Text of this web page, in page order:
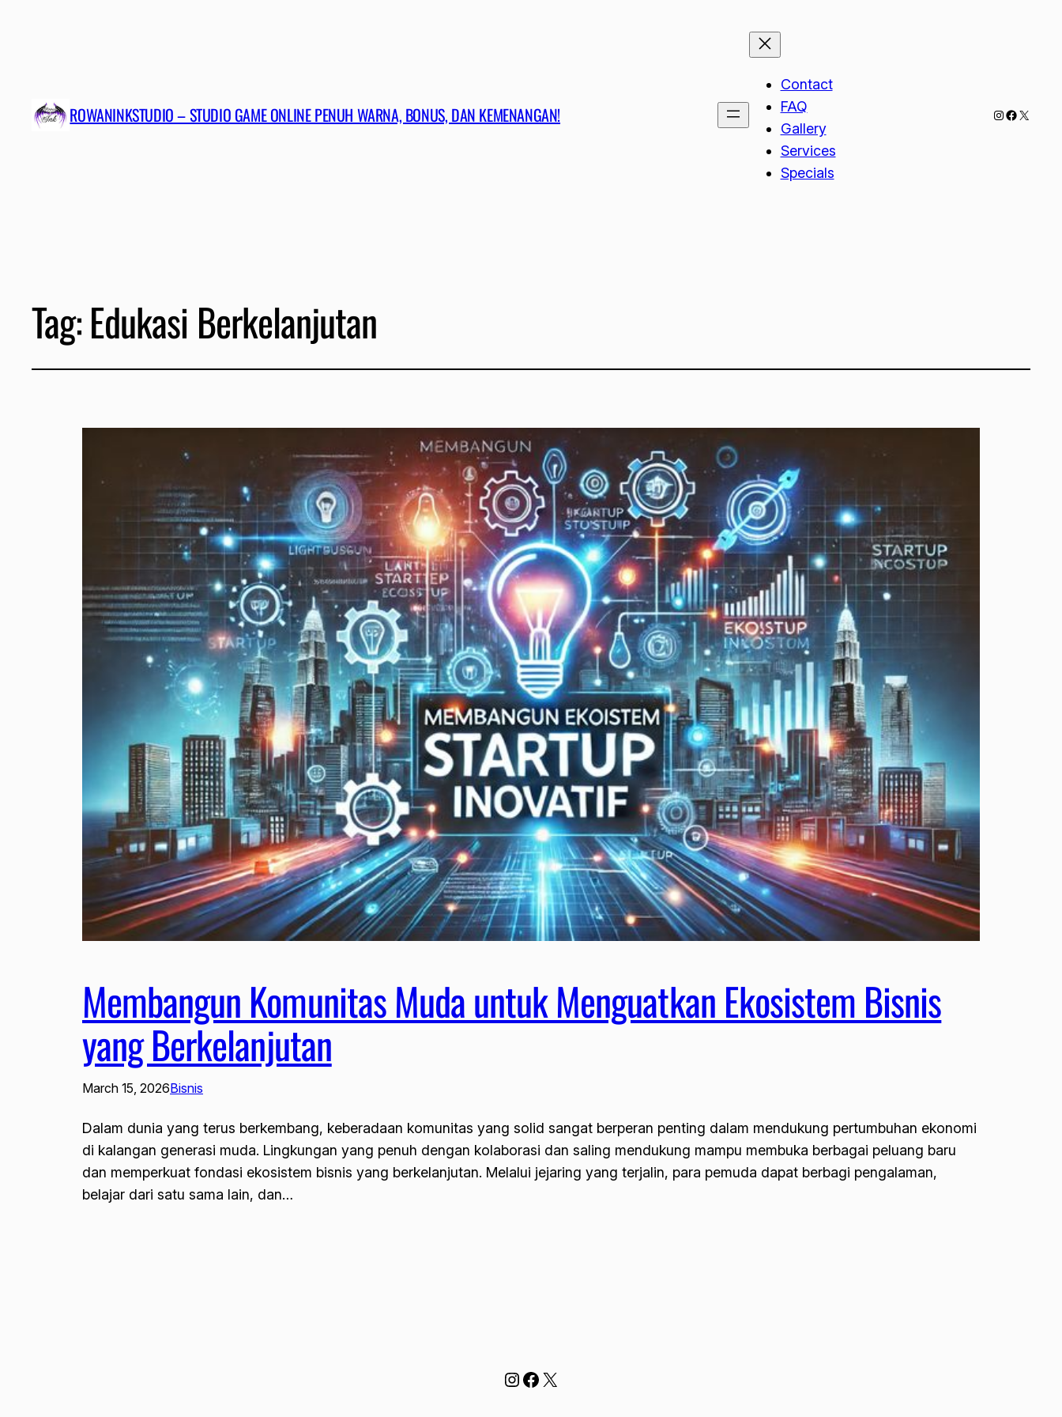
ROWANINKSTUDIO – STUDIO GAME ONLINE PENUH WARNA, BONUS, DAN KEMENANGAN!
Contact
FAQ
Gallery
Services
Specials
Instagram
X
Tag:Edukasi Berkelanjutan
Membangun Komunitas Muda untuk Menguatkan Ekosistem Bisnis
yang Berkelanjutan
March 15, 2026Bisnis
Dalam dunia yang terus berkembang, keberadaan komunitas yang solid sangat berperan penting dalam mendukung pertumbuhan ekonomi
di kalangan generasi muda. Lingkungan yang penuh dengan kolaborasi dan saling mendukung mampu membuka berbagai peluang baru
dan memperkuat fondasi ekosistem bisnis yang berkelanjutan. Melalui jejaring yang terjalin, para pemuda dapat berbagi pengalaman,
belajar dari satu sama lain, dan…
Instagram
Facebook
X